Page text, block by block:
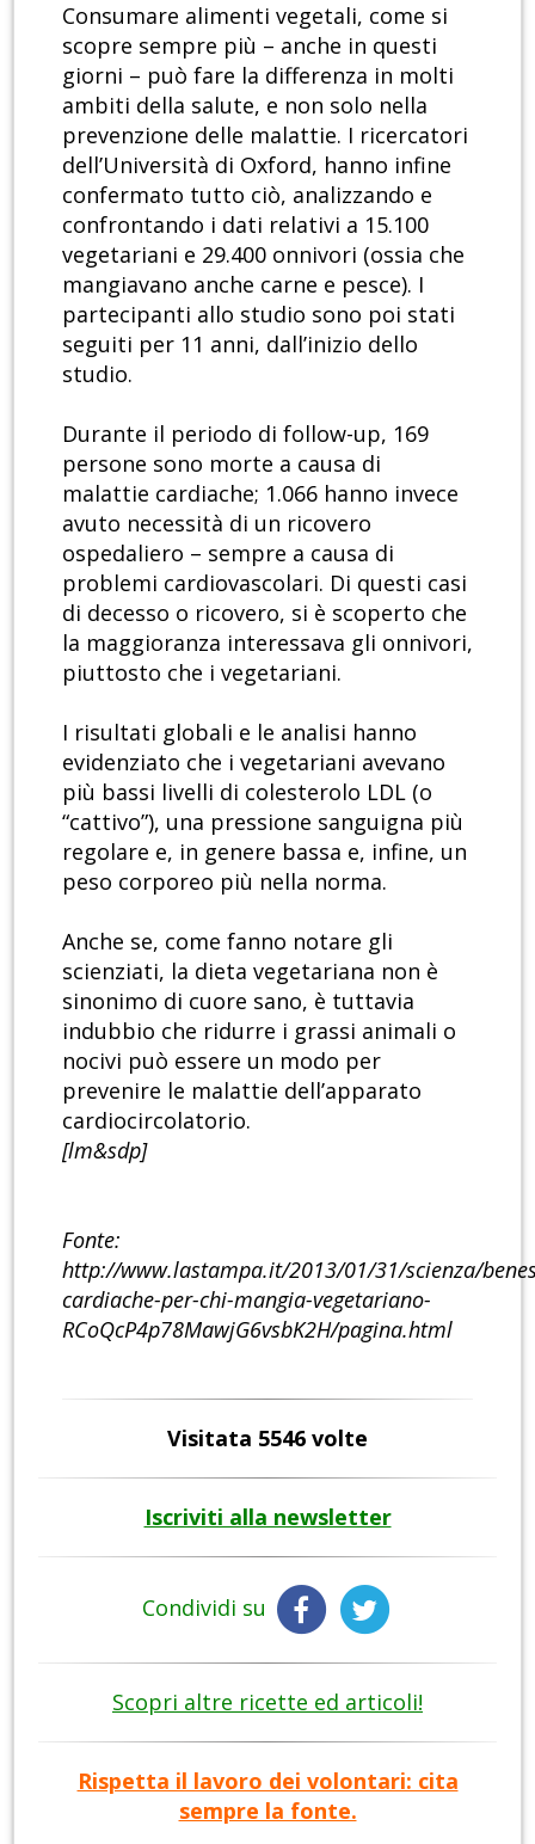
Consumare alimenti vegetali, come si
scopre sempre più – anche in questi
giorni – può fare la differenza in molti
ambiti della salute, e non solo nella
prevenzione delle malattie. I ricercatori
dell’Università di Oxford, hanno infine
confermato tutto ciò, analizzando e
confrontando i dati relativi a 15.100
vegetariani e 29.400 onnivori (ossia che
mangiavano anche carne e pesce). I
partecipanti allo studio sono poi stati
seguiti per 11 anni, dall’inizio dello
studio.
Durante il periodo di follow-up, 169
persone sono morte a causa di
malattie cardiache; 1.066 hanno invece
avuto necessità di un ricovero
ospedaliero – sempre a causa di
problemi cardiovascolari. Di questi casi
di decesso o ricovero, si è scoperto che
la maggioranza interessava gli onnivori,
piuttosto che i vegetariani.
I risultati globali e le analisi hanno
evidenziato che i vegetariani avevano
più bassi livelli di colesterolo LDL (o
“cattivo”), una pressione sanguigna più
regolare e, in genere bassa e, infine, un
peso corporeo più nella norma.
Anche se, come fanno notare gli
scienziati, la dieta vegetariana non è
sinonimo di cuore sano, è tuttavia
indubbio che ridurre i grassi animali o
nocivi può essere un modo per
prevenire le malattie dell’apparato
cardiocircolatorio.
[lm&sdp]
Fonte:
http://www.lastampa.it/2013/01/31/scienza/
cardiache-per-chi-mangia-vegetariano-
RCoQcP4p78MawjG6vsbK2H/pagina.html
Visitata 5546 volte
Iscriviti alla newsletter
Condividi su
Scopri altre ricette ed articoli!
Rispetta il lavoro dei volontari: cita
sempre la fonte.